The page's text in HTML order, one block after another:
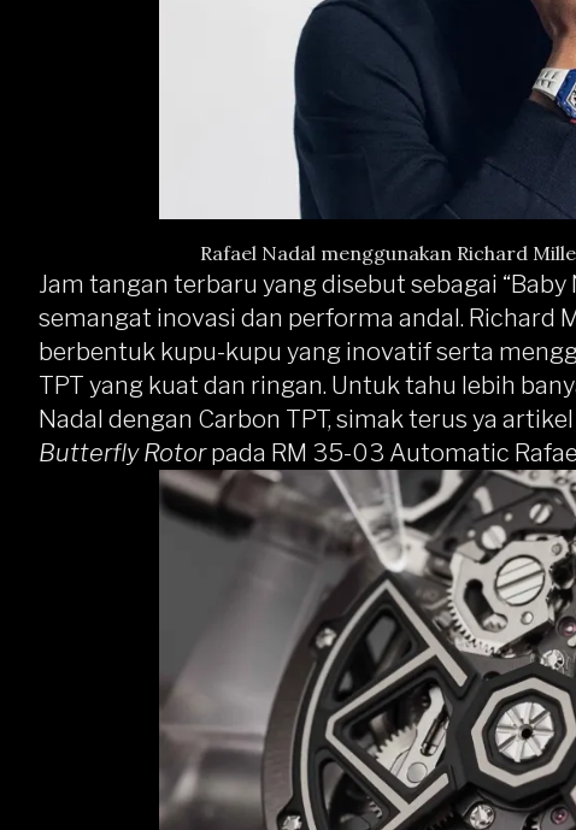
Rafael Nadal menggunakan Richard
Jam tangan terbaru yang disebut sebagai
semangat inovasi dan performa andal. Richard
berbentuk kupu-kupu yang inovatif serta
TPT yang kuat dan ringan. Untuk tahu lebih
Nadal dengan Carbon TPT, simak terus ya
Butterfly Rotorpada RM 35-03 Automatic